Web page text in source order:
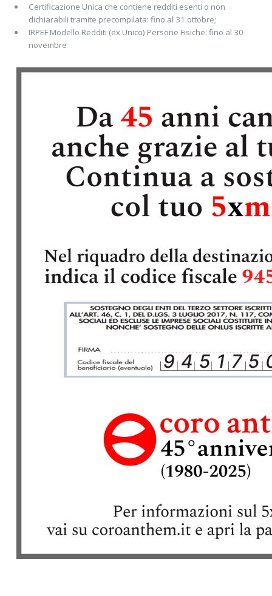
Certificazione Unica che contiene redditi esenti o non
dichiarabili tramite precompilata: fino al 31 ottobre;
IRPEF Modello Redditi (ex Unico) Persone Fisiche: fino al 30
novembre